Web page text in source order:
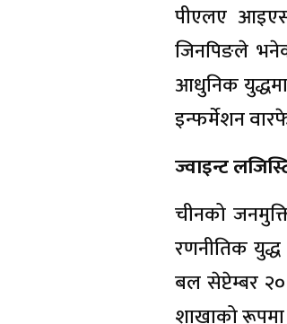
पीएलए
जिनपिङले
आधुनिक
इन्फर्मेशन
ज्वाइन्ट
चीनको
रणनीतिक
बल सेप्टेम्बर